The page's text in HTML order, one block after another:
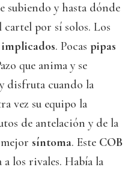
subiendo y hasta dónde
por sí solos. Los
implicados. Pocas pipas
que anima y se
disfruta cuando la
vez su equipo la
de antelación y de la
síntoma. Este COB
a los rivales. Había la